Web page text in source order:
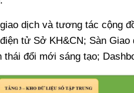
dịch và tương tác cộng
tử Sở KH&CN; Sàn
thái đổi mới sáng tạo;